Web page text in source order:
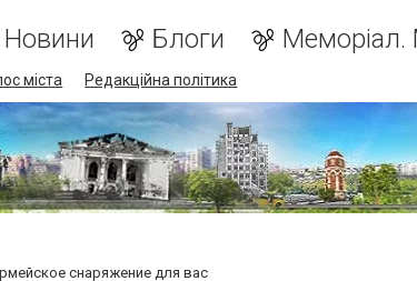
Новини Блоги Меморіал.
міста Редакційна політика
снаряжение для вас